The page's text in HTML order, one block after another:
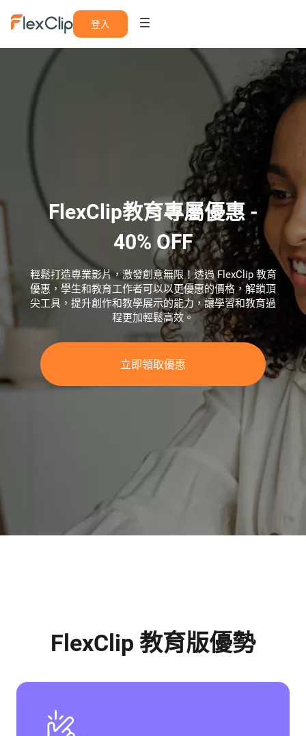
登入
FlexClip教育專屬優惠 -
40% OFF
輕鬆打造專業影片，激發創意無限！透過 FlexClip 教育
優惠，學生和教育工作者可以以更優惠的價格，解鎖頂
尖工具，提升創作和教學展示的能力，讓學習和教育過
程更加輕鬆高效。
立即領取優惠
FlexClip 教育版優勢